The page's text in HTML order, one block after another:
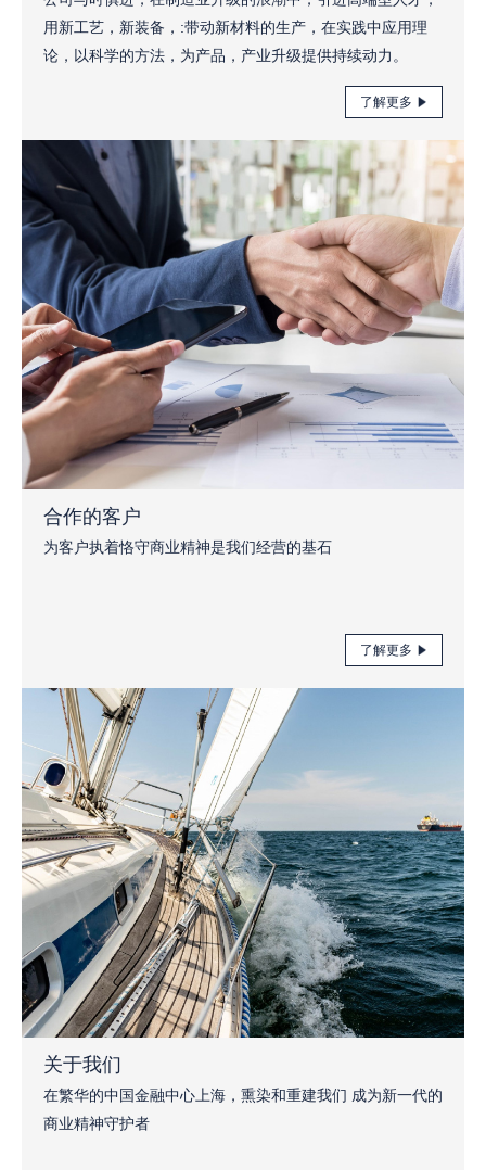
用新工艺，新装备，:带动新材料的生产，在实践中应用理
论，以科学的方法，为产品，产业升级提供持续动力。
了解更多
合作的客户
为客户执着恪守商业精神是我们经营的基石
了解更多
关于我们
在繁华的中国金融中心上海，熏染和重建我们 成为新一代的
商业精神守护者